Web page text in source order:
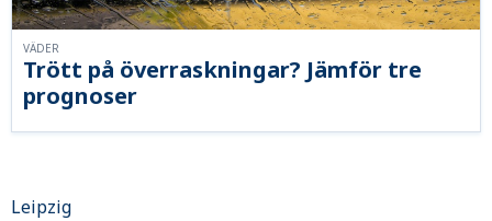
Trött på överraskningar? Jämför tre
prognoser
VÄDER
Leipzig